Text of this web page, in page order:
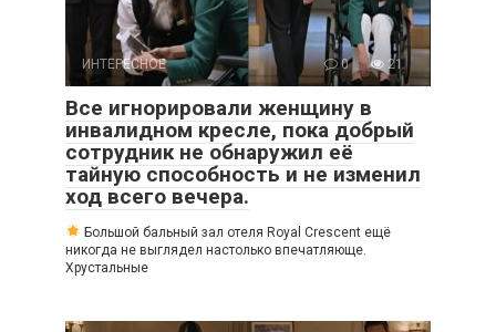
ИНТЕРЕСНОЕ 0 21
Все игнорировали женщину в
инвалидном кресле, пока добрый
сотрудник не обнаружил её
тайную способность и не изменил
ход всего вечера.
Большой бальный зал отеля Royal Crescent ещё
никогда не выглядел настолько впечатляюще.
Хрустальные